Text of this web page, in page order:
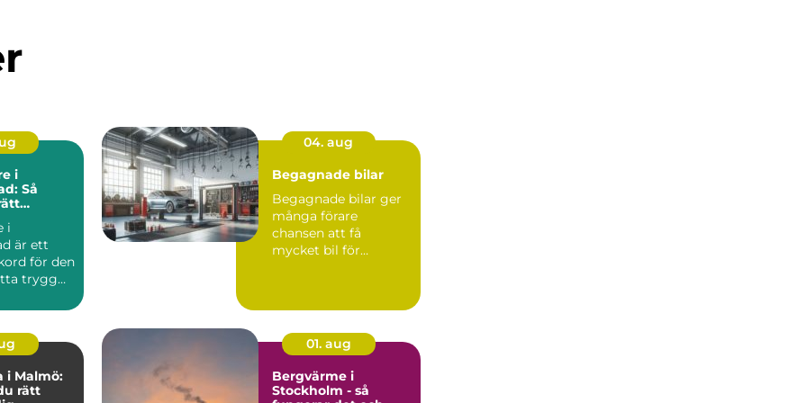
i
Så
i
är ett
för den
trygg
04. aug
Begagnade bilar
Begagnade bilar ger
många förare
chansen att få
mycket bil för
i Malmö:
rätt
01. aug
Bergvärme i
Stockholm - så